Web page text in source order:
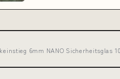
6mm NANO Sicherheitsglas